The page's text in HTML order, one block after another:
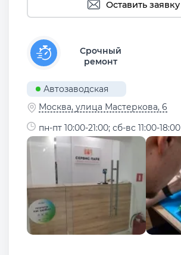
Оставить заявку
Срочный
ремонт
Автозаводская
Москва, улица Мастеркова, 6
пн-пт 10:00-21:00; сб-вс 11:00-18:00